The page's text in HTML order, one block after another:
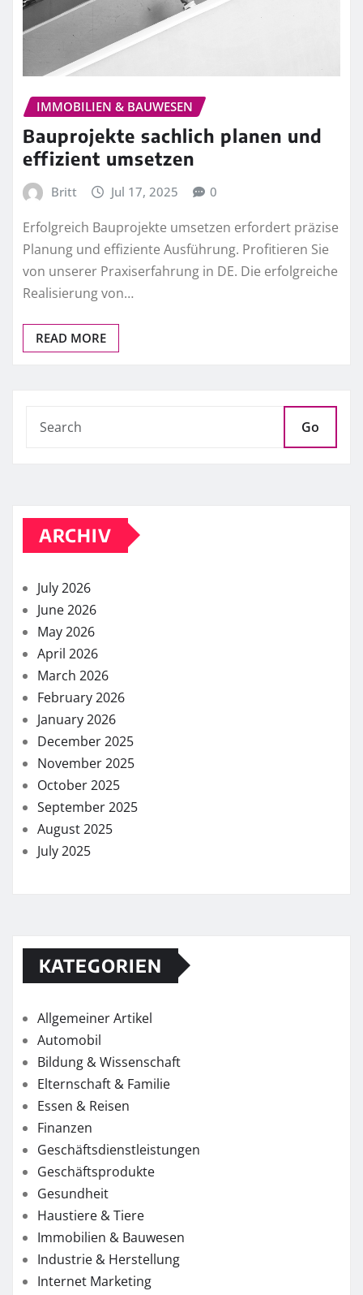
IMMOBILIEN & BAUWESEN
Bauprojekte sachlich planen und
effizient umsetzen
Britt Jul 17, 2025 0
Erfolgreich Bauprojekte umsetzen erfordert präzise
Planung und effiziente Ausführung. Profitieren Sie
von unserer Praxiserfahrung in DE. Die erfolgreiche
Realisierung von…
READ MORE
Go
ARCHIV
July 2026
June 2026
May 2026
April 2026
March 2026
February 2026
January 2026
December 2025
November 2025
October 2025
September 2025
August 2025
July 2025
KATEGORIEN
Allgemeiner Artikel
Automobil
Bildung & Wissenschaft
Elternschaft & Familie
Essen & Reisen
Finanzen
Geschäftsdienstleistungen
Geschäftsprodukte
Gesundheit
Haustiere & Tiere
Immobilien & Bauwesen
Industrie & Herstellung
Internet Marketing